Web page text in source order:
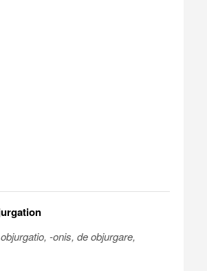
-onis, de objurgare,